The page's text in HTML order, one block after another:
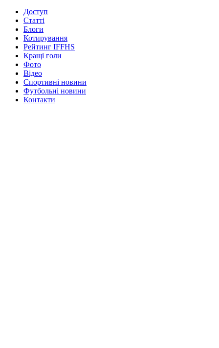
Доступ
Статті
Блоги
Котирування
Рейтинг IFFHS
Кращі голи
Фото
Відео
Спортивні новини
Футбольні новини
Контакти